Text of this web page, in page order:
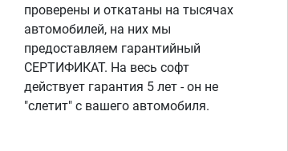
проверены и откатаны на тысячах
автомобилей, на них мы
предоставляем гарантийный
СЕРТИФИКАТ. На весь софт
действует гарантия 5 лет - он не
"слетит" с вашего автомобиля.